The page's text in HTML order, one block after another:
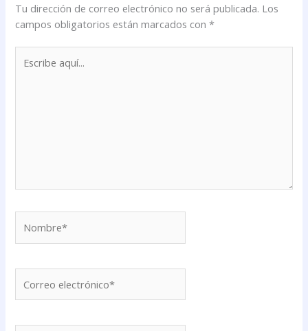
Tu dirección de correo electrónico no será publicada. Los
campos obligatorios están marcados con*
aquí...
electrónico*